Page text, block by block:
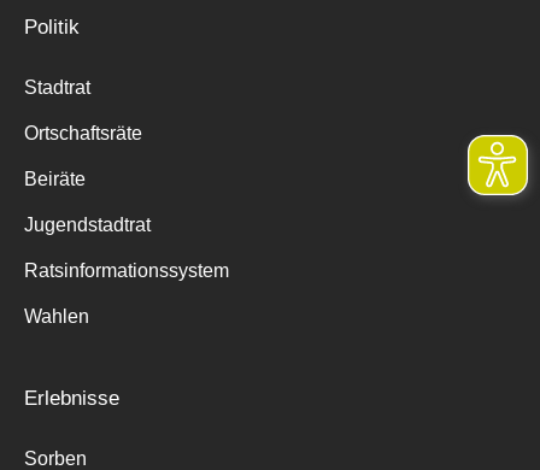
Politik
Stadtrat
Ortschaftsräte
Beiräte
Jugendstadtrat
Ratsinformationssystem
Wahlen
Erlebnisse
Sorben